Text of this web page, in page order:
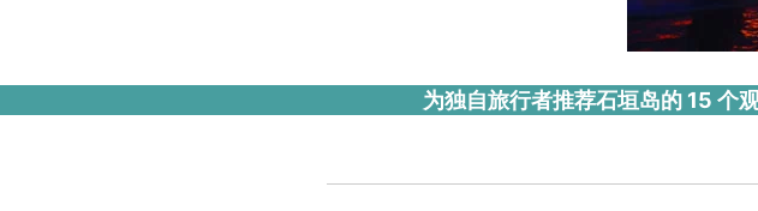
为独自旅行者推荐石垣岛的 15 个